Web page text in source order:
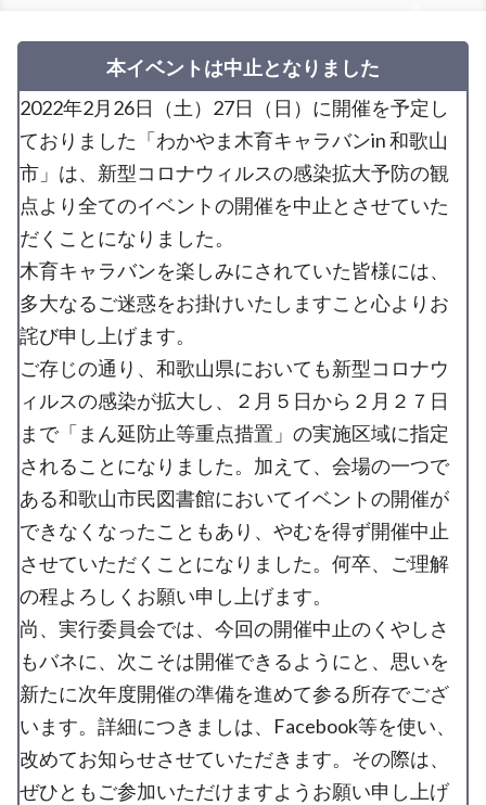
本イベントは中止となりました
2022年2月26日（土）27日（日）に開催を予定し
ておりました「わかやま木育キャラバンin 和歌山
市」は、新型コロナウィルスの感染拡大予防の観
点より全てのイベントの開催を中止とさせていた
だくことになりました。
木育キャラバンを楽しみにされていた皆様には、
多大なるご迷惑をお掛けいたしますこと心よりお
詫び申し上げます。
ご存じの通り、和歌山県においても新型コロナウ
ィルスの感染が拡大し、２月５日から２月２７日
まで「まん延防止等重点措置」の実施区域に指定
されることになりました。加えて、会場の一つで
ある和歌山市民図書館においてイベントの開催が
できなくなったこともあり、やむを得ず開催中止
させていただくことになりました。何卒、ご理解
の程よろしくお願い申し上げます。
尚、実行委員会では、今回の開催中止のくやしさ
もバネに、次こそは開催できるようにと、思いを
新たに次年度開催の準備を進めて参る所存でござ
います。詳細につきましは、Facebook等を使い、
改めてお知らせさせていただきます。その際は、
ぜひともご参加いただけますようお願い申し上げ